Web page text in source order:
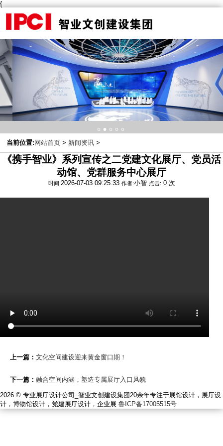
{
关闭分类
集
团
概
况
产
布
局
资
质
荣
誉
联
我
当前位置:网站首页 > 新闻资讯 >
《携手智业》系列宣传之二党建文化展厅、党员活
动馆、党群服务中心展厅
时间:2026-07-03 09:25:33 作者:小智 点击: 0次
上一篇： 文化空间建设迎来黄金窗口期！
下一篇： 融合空间内涵，塑造专属展厅入口风貌
2026 © 专业展厅设计公司_智业文创建设集团20余年专注于展馆设计，展厅设
计，博物馆设计，党建展厅设计，企业展 鲁ICP备17005515号